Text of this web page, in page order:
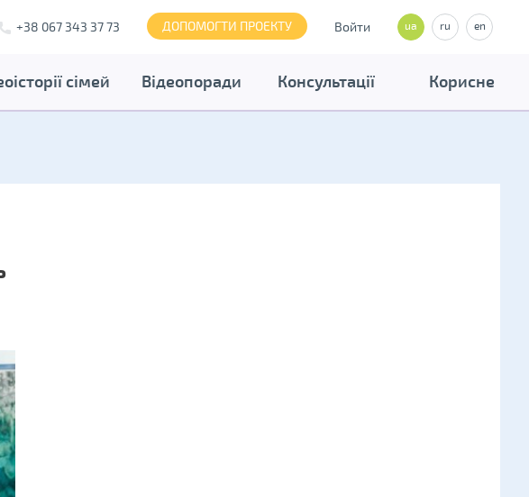
+38 067 343 37 73 ДОПОМОГТИ ПРОЕКТУ Войти ua ru en
сімей Відеопоради Консультації Корисне